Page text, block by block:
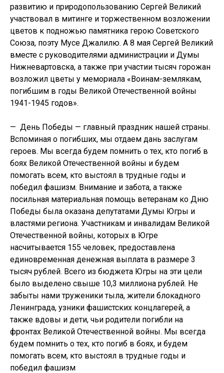
развитию и природопользованию Сергей Великий
участвовал в митинге и торжественном возложении
цветов к подножью памятника герою Советского
Союза, поэту Мусе Джалилю. А 8 мая Сергей Великий
вместе с руководителями администрации и Думы
Нижневартовска, а также при участии тысяч горожан
возложил цветы у мемориала «Воинам-землякам,
погибшим в годы Великой Отечественной войны
1941-1945 годов».
— День Победы — главный праздник нашей страны.
Вспоминая о погибших, мы отдаем дань заслугам
героев. Мы всегда будем помнить о тех, кто погиб в
боях Великой Отечественной войны и будем
помогать всем, кто выстоял в трудные годы и
победил фашизм. Внимание и забота, а также
посильная материальная помощь ветеранам ко Дню
Победы была оказана депутатами Думы Югры и
властями региона. Участникам и инвалидам Великой
Отечественной войны, которых в Югре
насчитывается 155 человек, предоставлена
единовременная денежная выплата в размере 3
тысяч рублей. Всего из бюджета Югры на эти цели
было выделено свыше 10,3 миллиона рублей. Не
забыты нами труженики тыла, жители блокадного
Ленинграда, узники фашистских концлагерей, а
также вдовы и дети, чьи родители погибли на
фронтах Великой Отечественной войны. Мы всегда
будем помнить о тех, кто погиб в боях, и будем
помогать всем, кто выстоял в трудные годы и
победил фашизм